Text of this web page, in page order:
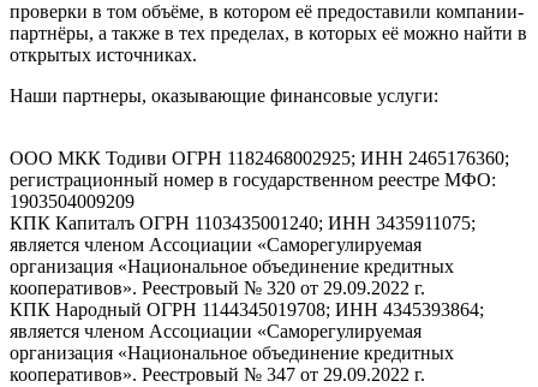
проверки в том объёме, в котором её предоставили компании-
партнёры, а также в тех пределах, в которых её можно найти в
открытых источниках.
Наши партнеры, оказывающие финансовые услуги:
ООО МКК Тодиви ОГРН 1182468002925; ИНН 2465176360;
регистрационный номер в государственном реестре МФО:
1903504009209
КПК Капиталъ ОГРН 1103435001240; ИНН 3435911075;
является членом Ассоциации «Саморегулируемая
организация «Национальное объединение кредитных
кооперативов». Реестровый № 320 от 29.09.2022 г.
КПК Народный ОГРН 1144345019708; ИНН 4345393864;
является членом Ассоциации «Саморегулируемая
организация «Национальное объединение кредитных
кооперативов». Реестровый № 347 от 29.09.2022 г.